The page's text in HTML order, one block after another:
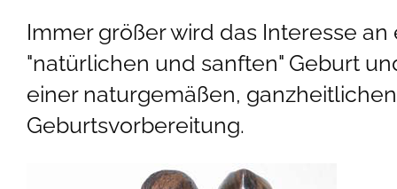
Immer größer wird das Interesse an
"natürlichen und sanften" Geburt
einer naturgemäßen, ganzheitlichen
Geburtsvorbereitung.